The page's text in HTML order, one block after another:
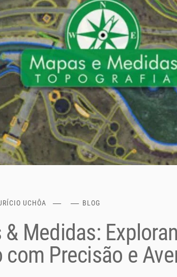
UCHÔA BLOG
& Medidas:
com Precisão e